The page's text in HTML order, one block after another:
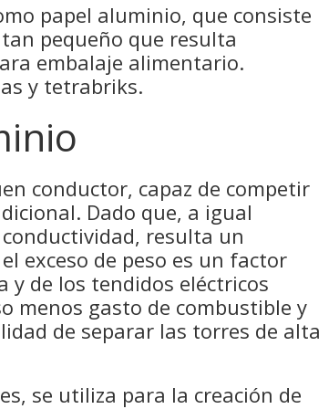
papel aluminio, que consiste
pequeño que resulta
embalaje alimentario.
y tetrabriks.
conductor, capaz de competir
Dado que, a igual
resulta un
exceso de peso es un factor
y de los tendidos eléctricos
menos gasto de combustible y
de separar las torres de alta
se utiliza para la creación de